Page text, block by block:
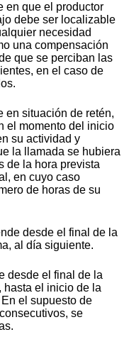
en que el productor
debe ser localizable
necesidad
una compensación
que se perciban las
en el caso de
en situación de retén,
el momento del inicio
su actividad y
la llamada se hubiera
de la hora prevista
en cuyo caso
de horas de su
desde el final de la
al día siguiente.
desde el final de la
hasta el inicio de la
el supuesto de
se